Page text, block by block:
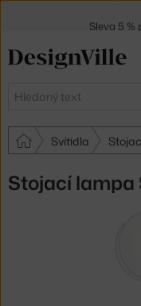
Hledat
Svítidla
Stojací lampa